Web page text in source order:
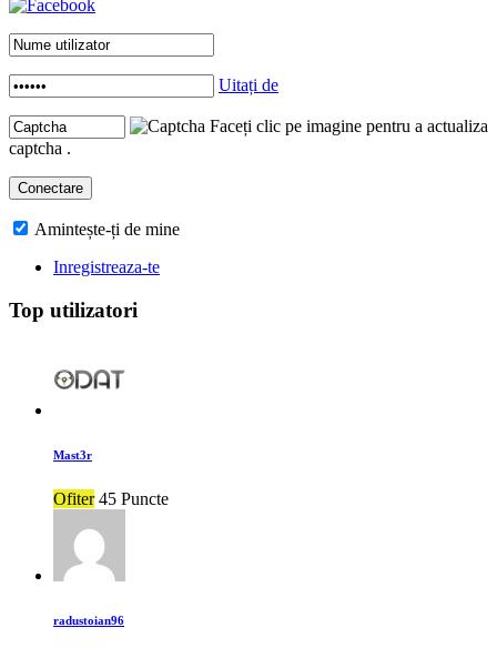
Uitați de
Faceți clic pe imagine pentru a actualiza
captcha .
Amintește-ți de mine
Inregistreaza-te
Top utilizatori
Mast3r
Ofiter 45 Puncte
radustoian96